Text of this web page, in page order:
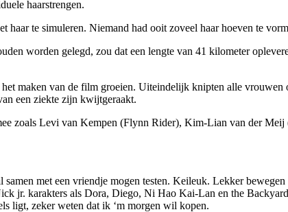
haarstrengen.
te simuleren. Niemand had ooit zoveel haar hoeven te
worden gelegd, zou dat een lengte van 41 kilometer
maken van de film groeien. Uiteindelijk knipten alle vrouwen
een ziekte zijn kwijtgeraakt.
zoals Levi van Kempen (Flynn Rider), Kim-Lian van der
met een vriendje mogen testen. Keileuk. Lekker bewegen
jr. karakters als Dora, Diego, Ni Hao Kai-Lan en the
ligt, zeker weten dat ik ‘m morgen wil kopen.